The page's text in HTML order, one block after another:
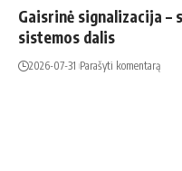
Gaisrinė signalizacija –
sistemos dalis
2026-07-31 Parašyti komentarą